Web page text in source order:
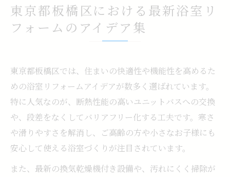
東京都板橋区における最新浴室リ
フォームのアイデア集
東京都板橋区では、住まいの快適性や機能性を高めるた
めの浴室リフォームアイデアが数多く選ばれています。
特に人気なのが、断熱性能の高いユニットバスへの交換
や、段差をなくしてバリアフリー化する工夫です。寒さ
や滑りやすさを解消し、ご高齢の方や小さなお子様にも
安心して使える浴室づくりが注目されています。
また、最新の換気乾燥機付き設備や、汚れにくく掃除が